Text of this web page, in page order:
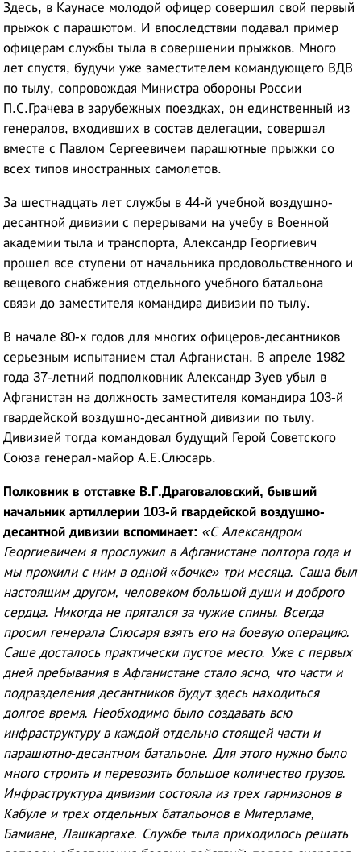
Здесь, в Каунасе молодой офицер совершил свой первый
прыжок с парашютом. И впоследствии подавал пример
офицерам службы тыла в совершении прыжков. Много
лет спустя, будучи уже заместителем командующего ВДВ
по тылу, сопровождая Министра обороны России
П.С.Грачева в зарубежных поездках, он единственный из
генералов, входивших в состав делегации, совершал
вместе с Павлом Сергеевичем парашютные прыжки со
всех типов иностранных самолетов.
За шестнадцать лет службы в 44-й учебной воздушно-
десантной дивизии с перерывами на учебу в Военной
академии тыла и транспорта, Александр Георгиевич
прошел все ступени от начальника продовольственного и
вещевого снабжения отдельного учебного батальона
связи до заместителя командира дивизии по тылу.
В начале 80-х годов для многих офицеров-десантников
серьезным испытанием стал Афганистан. В апреле 1982
года 37-летний подполковник Александр Зуев убыл в
Афганистан на должность заместителя командира 103-й
гвардейской воздушно-десантной дивизии по тылу.
Дивизией тогда командовал будущий Герой Советского
Союза генерал-майор А.Е.Слюсарь.
Полковник в отставке В.Г.Драговаловский, бывший
начальник артиллерии 103-й гвардейской воздушно-
десантной дивизии вспоминает: «С Александром
Георгиевичем я прослужил в Афганистане полтора года и
мы прожили с ним в одной «бочке» три месяца. Саша был
настоящим другом, человеком большой души и доброго
сердца. Никогда не прятался за чужие спины. Всегда
просил генерала Слюсаря взять его на боевую операцию.
Саше досталось практически пустое место. Уже с первых
дней пребывания в Афганистане стало ясно, что части и
подразделения десантников будут здесь находиться
долгое время. Необходимо было создавать всю
инфраструктуру в каждой отдельно стоящей части и
парашютно-десантном батальоне. Для этого нужно было
много строить и перевозить большое количество грузов.
Инфраструктура дивизии состояла из трех гарнизонов в
Кабуле и трех отдельных батальонов в Митерламе,
Бамиане, Лашкаргахе. Службе тыла приходилось решать